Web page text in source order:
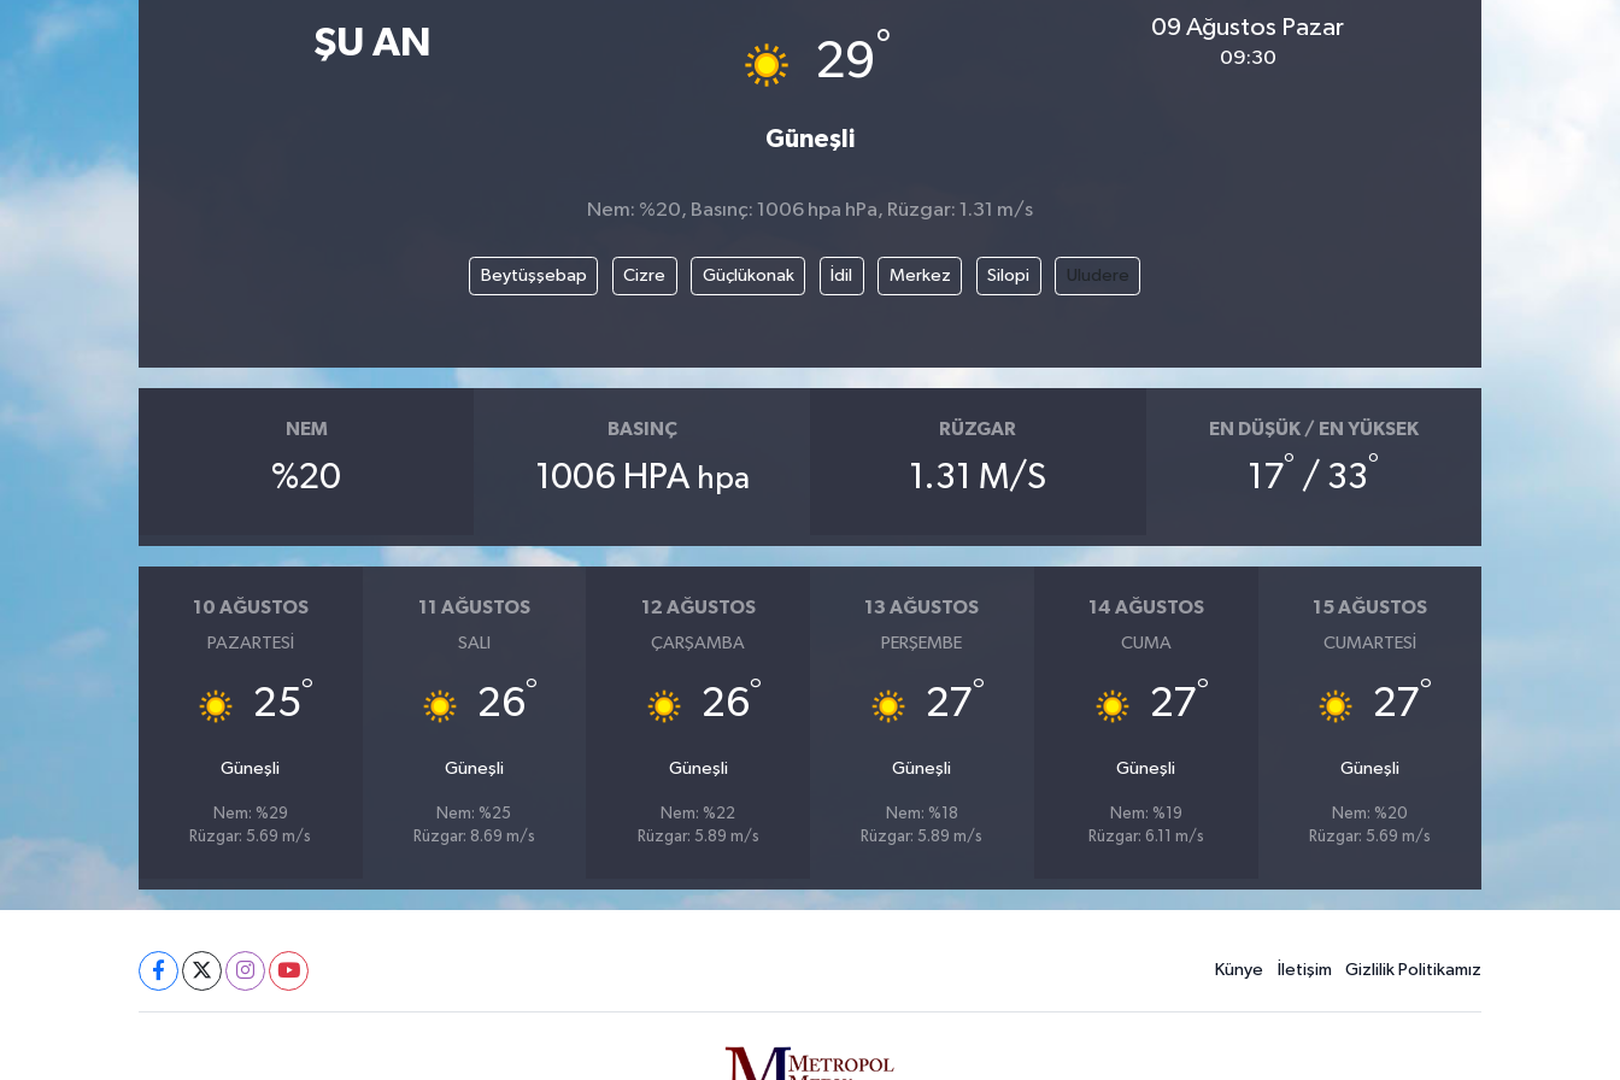
ŞU AN 29°
Güneşli
09 Ağustos Pazar
09:30
Nem: %20, Basınç: 1006 hpa hPa, Rüzgar: 1.31 m/s
Beytüşşebap Cizre Güçlükonak İdil Merkez Silopi Uludere
NEM
%20
BASINÇ
1006 HPA hpa
RÜZGAR
1.31 M/S
EN DÜŞÜK / EN YÜKSEK
17° / 33°
10 AĞUSTOS
PAZARTESI
25°
Güneşli
Nem: %29
Rüzgar: 5.69 m/s
11 AĞUSTOS
SALI
26°
Güneşli
Nem: %25
Rüzgar: 8.69 m/s
12 AĞUSTOS
ÇARŞAMBA
26°
Güneşli
Nem: %22
Rüzgar: 5.89 m/s
13 AĞUSTOS
PERŞEMBE
27°
Güneşli
Nem: %18
Rüzgar: 5.89 m/s
14 AĞUSTOS
CUMA
27°
Güneşli
Nem: %19
Rüzgar: 6.11 m/s
15 AĞUSTOS
CUMARTESI
27°
Güneşli
Nem: %20
Rüzgar: 5.69 m/s
Künye İletişim Gizlilik Politikamız
Resmi İlanlar